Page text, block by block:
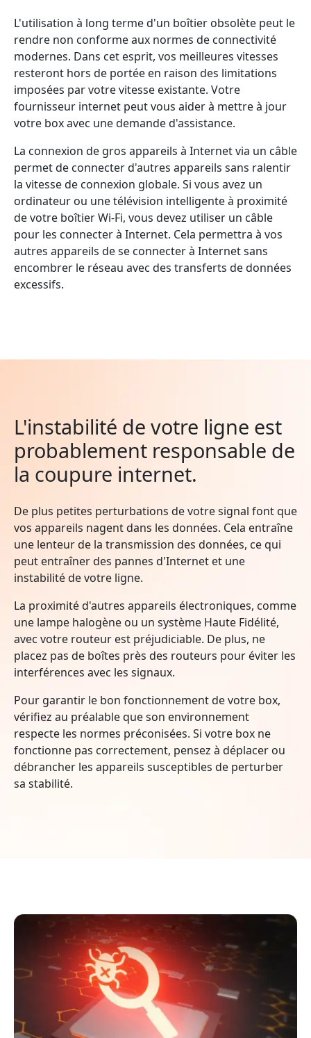
L'utilisation à long terme d'un boîtier obsolète peut le
rendre non conforme aux normes de connectivité
modernes. Dans cet esprit, vos meilleures vitesses
resteront hors de portée en raison des limitations
imposées par votre vitesse existante. Votre
fournisseur internet peut vous aider à mettre à jour
votre box avec une demande d'assistance.
La connexion de gros appareils à Internet via un câble
permet de connecter d'autres appareils sans ralentir
la vitesse de connexion globale. Si vous avez un
ordinateur ou une télévision intelligente à proximité
de votre boîtier Wi-Fi, vous devez utiliser un câble
pour les connecter à Internet. Cela permettra à vos
autres appareils de se connecter à Internet sans
encombrer le réseau avec des transferts de données
excessifs.
L'instabilité de votre ligne est
probablement responsable de
la coupure internet.
De plus petites perturbations de votre signal font que
vos appareils nagent dans les données. Cela entraîne
une lenteur de la transmission des données, ce qui
peut entraîner des pannes d'Internet et une
instabilité de votre ligne.
La proximité d'autres appareils électroniques, comme
une lampe halogène ou un système Haute Fidélité,
avec votre routeur est préjudiciable. De plus, ne
placez pas de boîtes près des routeurs pour éviter les
interférences avec les signaux.
Pour garantir le bon fonctionnement de votre box,
vérifiez au préalable que son environnement
respecte les normes préconisées. Si votre box ne
fonctionne pas correctement, pensez à déplacer ou
débrancher les appareils susceptibles de perturber
sa stabilité.